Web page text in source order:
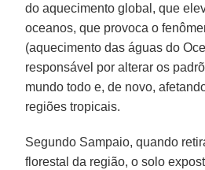
do aquecimento global, que
oceanos, que provoca o
(aquecimento das águas do
responsável por alterar os
mundo todo e, de novo,
regiões tropicais.
Segundo Sampaio, quando
florestal da região, o solo